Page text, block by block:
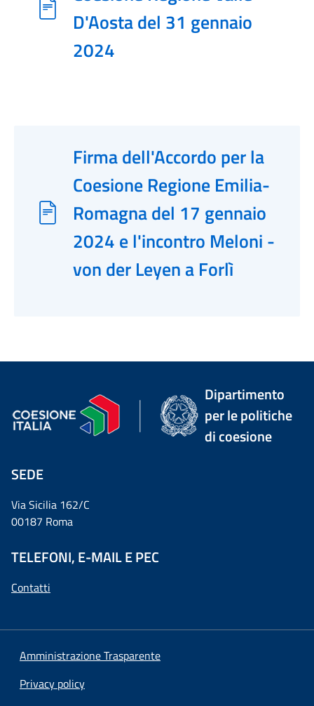
D'Aosta del 31 gennaio
2024
Firma dell'Accordo per la
Coesione Regione Emilia-
Romagna del 17 gennaio
2024 e l'incontro Meloni -
von der Leyen a Forlì
Dipartimento
per le politiche
di coesione
SEDE
Via Sicilia 162/C
00187 Roma
TELEFONI, E-MAIL E PEC
Contatti
Amministrazione Trasparente
Privacy policy